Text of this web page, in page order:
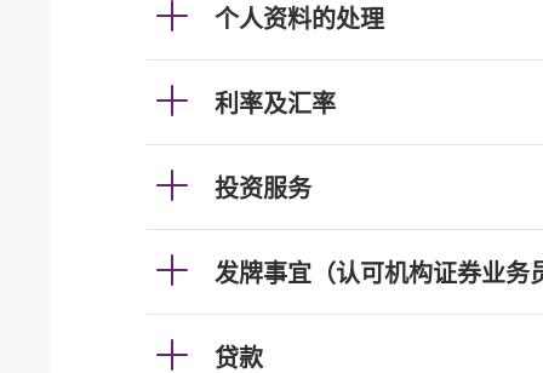
个人资料的处理
利率及汇率
投资服务
发牌事宜（认可机构证券业务
贷款